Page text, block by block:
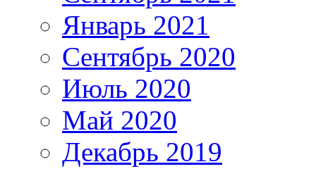
Январь 2021
Сентябрь 2020
Июль 2020
Май 2020
Декабрь 2019